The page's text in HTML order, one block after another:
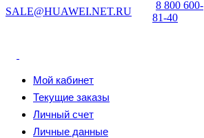
SALE@HUAWEI.NET.RU
8 800 600-
81-40
Мой кабинет
Текущие заказы
Личный счет
Личные данные